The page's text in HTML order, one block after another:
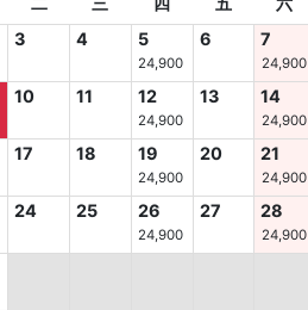
3 4 5
24,900
6 7
24,900
10 11 12
24,900
13 14
24,900
17 18 19
24,900
20 21
24,900
24 25 26
24,900
27 28
24,900